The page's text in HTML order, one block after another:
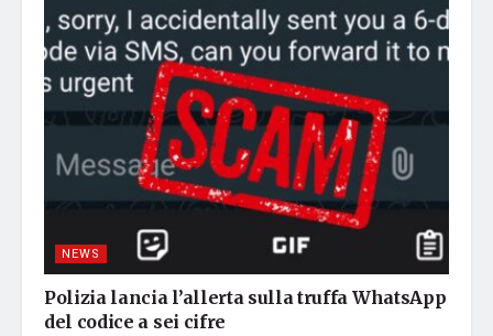
NEWS
Polizia lancia l’allerta sulla truffa WhatsApp
del codice a sei cifre